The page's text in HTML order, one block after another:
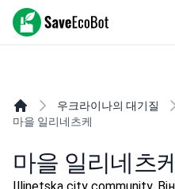
SaveEcoBot
우크라이나의 대기질
마을 일리네츠케
마을 일리네츠